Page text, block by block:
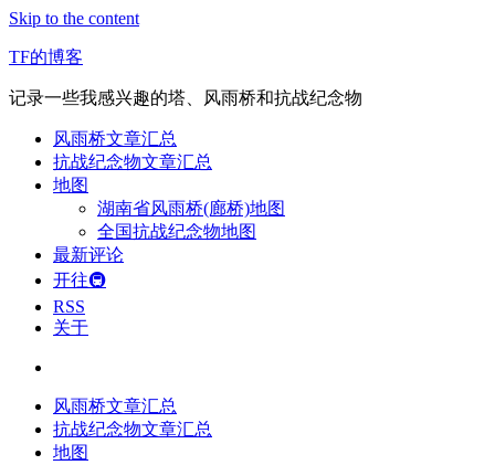
Skip to the content
TF的博客
记录一些我感兴趣的塔、风雨桥和抗战纪念物
风雨桥文章汇总
抗战纪念物文章汇总
地图
湖南省风雨桥(廊桥)地图
全国抗战纪念物地图
最新评论
开往🚇
RSS
关于
风雨桥文章汇总
抗战纪念物文章汇总
地图